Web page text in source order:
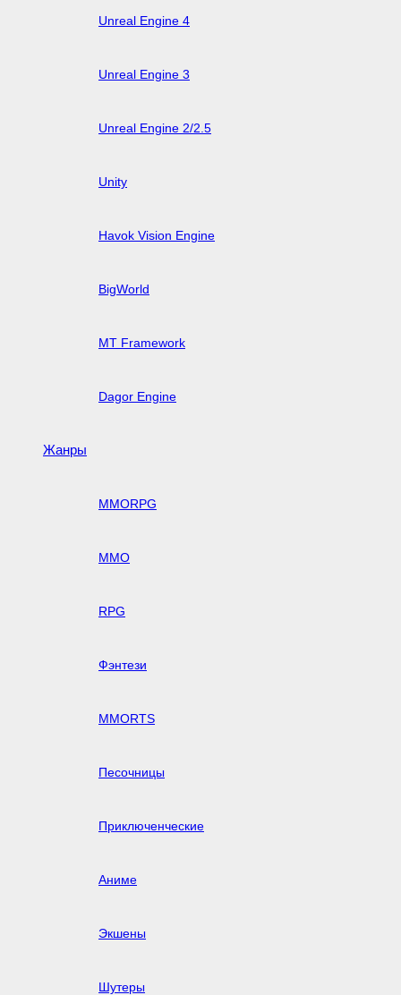
Unreal Engine 4
Unreal Engine 3
Unreal Engine 2/2.5
Unity
Havok Vision Engine
BigWorld
MT Framework
Dagor Engine
Жанры
MMORPG
MMO
RPG
Фэнтези
MMORTS
Песочницы
Приключенческие
Аниме
Экшены
Шутеры